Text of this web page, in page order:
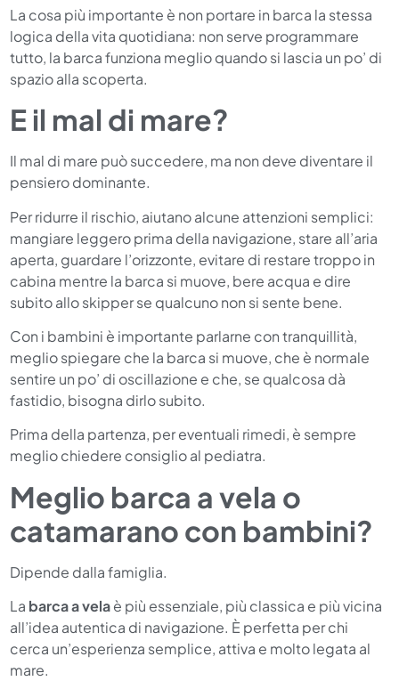
La cosa più importante è non portare in barca la stessa
logica della vita quotidiana: non serve programmare
tutto, la barca funziona meglio quando si lascia un po’ di
spazio alla scoperta.
E il mal di mare?
Il mal di mare può succedere, ma non deve diventare il
pensiero dominante.
Per ridurre il rischio, aiutano alcune attenzioni semplici:
mangiare leggero prima della navigazione, stare all’aria
aperta, guardare l’orizzonte, evitare di restare troppo in
cabina mentre la barca si muove, bere acqua e dire
subito allo skipper se qualcuno non si sente bene.
Con i bambini è importante parlarne con tranquillità,
meglio spiegare che la barca si muove, che è normale
sentire un po’ di oscillazione e che, se qualcosa dà
fastidio, bisogna dirlo subito.
Prima della partenza, per eventuali rimedi, è sempre
meglio chiedere consiglio al pediatra.
Meglio barca a vela o
catamarano con bambini?
Dipende dalla famiglia.
La barca a velaè più essenziale, più classica e più vicina
all’idea autentica di navigazione. È perfetta per chi
cerca un’esperienza semplice, attiva e molto legata al
mare.